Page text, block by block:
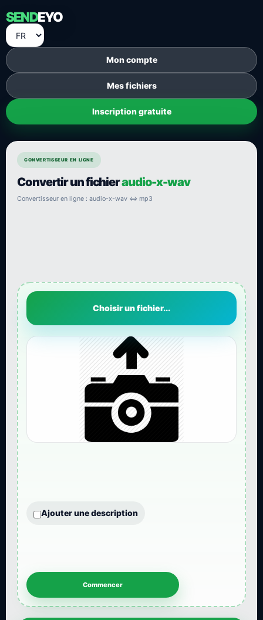
SENDEYO
Mon compte
Mes fichiers
Inscription gratuite
CONVERTISSEUR EN LIGNE
Convertir un fichieraudio-x-wav
Convertisseur en ligne : audio-x-wav ⇔ mp3
Choisir un fichier...
Ajouter une description